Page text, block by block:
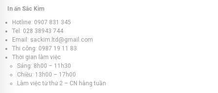
In ấn Sắc Kim
Hotline: 0907 831 345
Tel: 028 38943 744
Email: sackim.ltd@gmail.com
Thi công: 0987 19 11 83
Thời gian làm việc
Sáng: 8h00 – 11h30
Chiều: 13h00 – 17h00
Làm việc từ thứ 2 – CN hàng tuần